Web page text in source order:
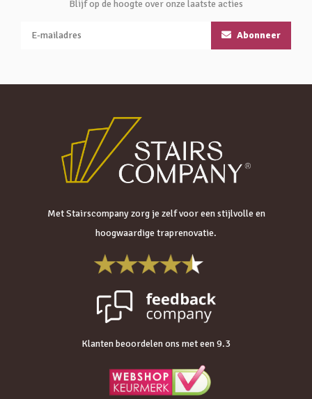
Blijf op de hoogte over onze laatste acties
Abonneer
Met Stairscompany zorg je zelf voor een stijlvolle en
hoogwaardige traprenovatie.
Klanten beoordelen ons met een 9.3